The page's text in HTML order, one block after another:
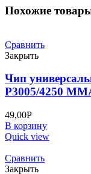
1.5K
Похожие
Сравнить
Закрыть
Чип
P3005/4250
49,00Р
В корзину
Quick view
Сравнить
Закрыть